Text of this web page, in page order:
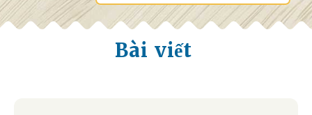
Bài viết